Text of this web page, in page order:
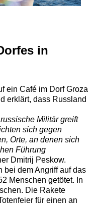
in
ein Café im Dorf Groza
erklärt, dass Russland
Militär greift
sich gegen
Orte, an denen sich
Führung
Dmitrij Peskow.
bei dem Angriff auf das
Menschen getötet. In
Die Rakete
für einen an